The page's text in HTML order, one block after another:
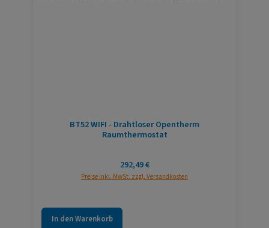
BT52 WIFI - Drahtloser Opentherm
Raumthermostat
Regulärer Preis:
292,49 €
Preise inkl. MwSt. zzgl. Versandkosten
In den Warenkorb